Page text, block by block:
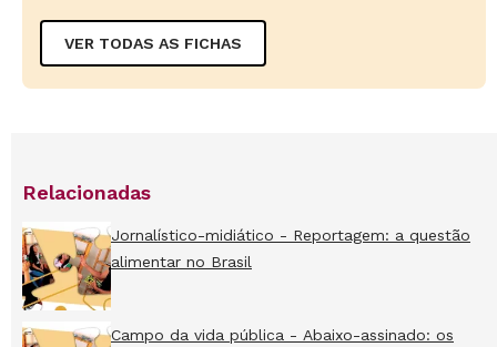
VER TODAS AS FICHAS
Relacionadas
Jornalístico-midiático - Reportagem: a questão
alimentar no Brasil
Campo da vida pública - Abaixo-assinado: os